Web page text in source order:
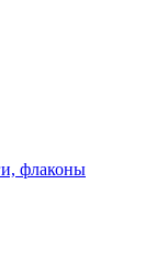
флаконы